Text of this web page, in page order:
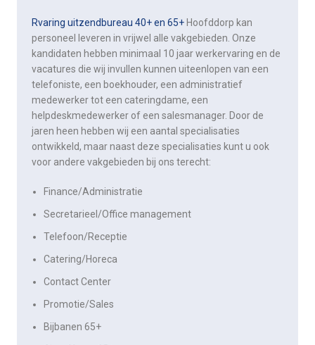
Rvaring uitzendbureau 40+ en 65+ Hoofddorp kan
personeel leveren in vrijwel alle vakgebieden. Onze
kandidaten hebben minimaal 10 jaar werkervaring en de
vacatures die wij invullen kunnen uiteenlopen van een
telefoniste, een boekhouder, een administratief
medewerker tot een cateringdame, een
helpdeskmedewerker of een salesmanager. Door de
jaren heen hebben wij een aantal specialisaties
ontwikkeld, maar naast deze specialisaties kunt u ook
voor andere vakgebieden bij ons terecht:
Finance/Administratie
Secretarieel/Office management
Telefoon/Receptie
Catering/Horeca
Contact Center
Promotie/Sales
Bijbanen 65+